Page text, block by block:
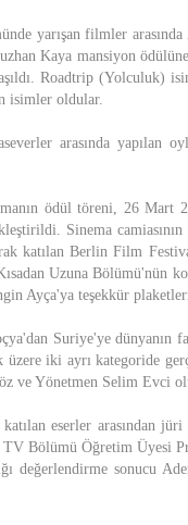
yarışan filmler
Kaya mansiyon
Roadtrip (Yolculuk)
isimler oldular.
arasında yapılan
ödül töreni, 26
Sinema
katılan Berlin Film
Uzuna Bölümü'nün
Ayça'ya teşekkür
Suriye'ye
üzere iki ayrı kategoride
ve Yönetmen Selim Evci
eserler arasından
TV Bölümü Öğretim Üyesi
değerlendirme